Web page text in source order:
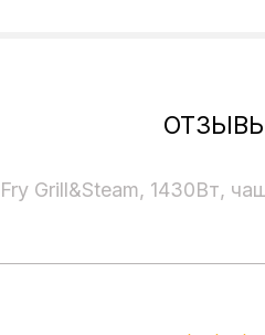
Grill&Steam, 1430Вт,